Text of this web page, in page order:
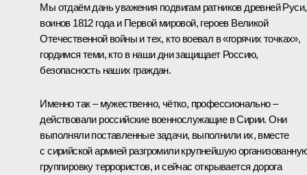
Мы отдаём дань уважения подвигам ратников древней Руси,
воинов 1812 года и Первой мировой, героев Великой
Отечественной войны и тех, кто воевал в «горячих точках»,
гордимся теми, кто в наши дни защищает Россию,
безопасность наших граждан.
Именно так – мужественно, чётко, профессионально –
действовали российские военнослужащие в Сирии. Они
выполняли поставленные задачи, выполнили их, вместе
с сирийской армией разгромили крупнейшую
группировку террористов, и сейчас открывается дорога